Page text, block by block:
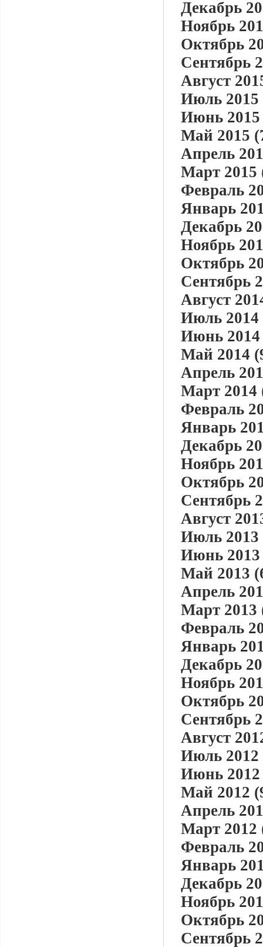
Декабрь
Ноябрь
Октябрь
Сентябрь
Август
Июль 2015
Июнь 2015
Май 2015
Апрель
Март 2015
Февраль
Январь
Декабрь
Ноябрь
Октябрь
Сентябрь
Август
Июль 2014
Июнь 2014
Май 2014
Апрель
Март 2014
Февраль
Январь
Декабрь
Ноябрь
Октябрь
Сентябрь
Август
Июль 2013
Июнь 2013
Май 2013
Апрель
Март 2013
Февраль
Январь
Декабрь
Ноябрь
Октябрь
Сентябрь
Август
Июль 2012
Июнь 2012
Май 2012
Апрель
Март 2012
Февраль
Январь
Декабрь
Ноябрь
Октябрь
Сентябрь